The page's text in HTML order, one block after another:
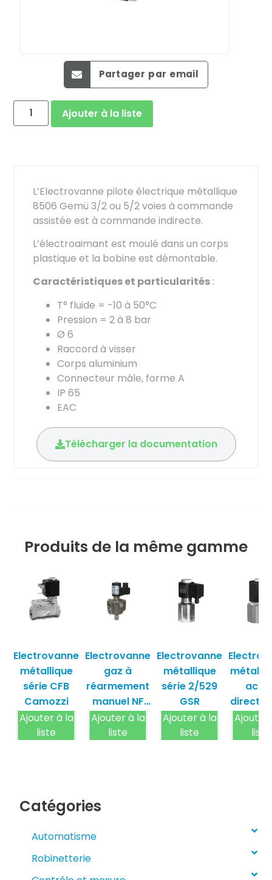
Partager par email
Ajouter à la liste
L’Electrovanne pilote électrique métallique
8506 Gemü 3/2 ou 5/2 voies à commande
assistée est à commande indirecte.
L’électroaimant est moulé dans un corps
plastique et la bobine est démontable.
Caractéristiques et particularités :
T° fluide = -10 à 50°C
Pression = 2 à 8 bar
Ø 6
Raccord à visser
Corps aluminium
Connecteur mâle, forme A
IP 65
EAC
Télécharger la documentation
Produits de la même gamme
Electrovanne
métallique
série CFB
Camozzi
Ajouter à la
liste
Electrovanne
gaz à
réarmement
manuel NF
M14/RM
M16/RM
Ajouter à la
liste
Electrovanne
métallique
série 2/529
GSR
Ajouter à la
liste
directe
55
Ajouter
liste
Catégories
Automatisme
Robinetterie